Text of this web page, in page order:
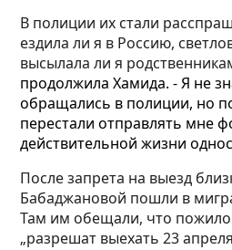
В полиции их стали
ездила ли я в Россию,
высылала ли я
продолжила Хамида. - Я не
обращались в полиции, но
перестали отправлять мне
действительной жизни
После запрета на выезд
Бабаджановой пошли в
Там им обещали, что
„разрешат выехать 23